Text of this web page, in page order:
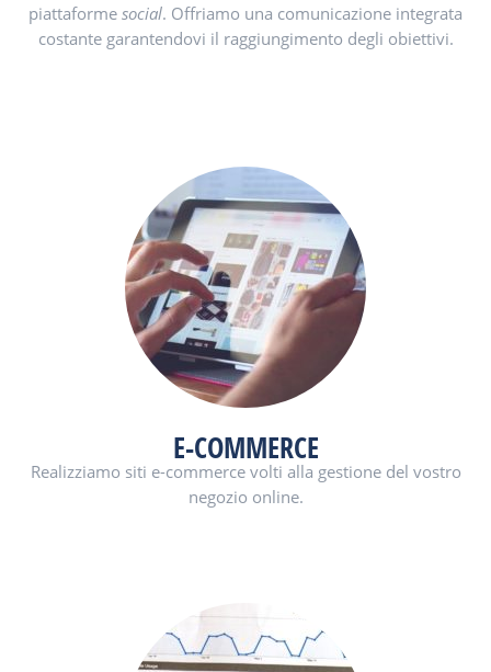
piattaforme social. Offriamo una comunicazione integrata
costante garantendovi il raggiungimento degli obiettivi.
E-COMMERCE
Realizziamo siti e-commerce volti alla gestione del vostro
negozio online.